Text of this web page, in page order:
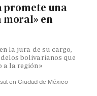
promete una
moral» en
la jura de su cargo,
bolivarianos que
a la región»
en Ciudad de México